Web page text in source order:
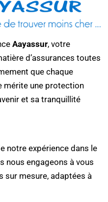
Aayassur, votre
d’assurances toutes
que chaque
mérite une protection
et sa tranquillité
notre expérience dans le
nous engageons à vous
mesure, adaptées à